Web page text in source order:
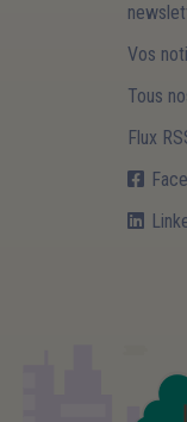
Vos
Tous
Flux